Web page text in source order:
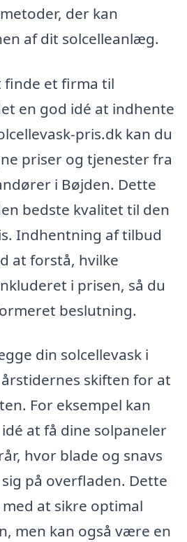
der kan
af dit solcelleanlæg.
finde et firma til
en god idé at indhente
pris.dk kan du
priser og tjenester fra
i Bøjden. Dette
bedste kvalitet til den
Indhentning af tilbud
at forstå, hvilke
i prisen, så du
beslutning.
din solcellevask i
skiften for at
For eksempel kan
at få dine solpaneler
hvor blade og snavs
på overfladen. Dette
at sikre optimal
men kan også være en